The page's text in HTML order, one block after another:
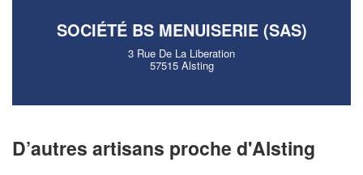
SOCIÉTÉ BS MENUISERIE (SAS)
3 Rue De La Liberation
57515 Alsting
D’autres artisans proche d'Alsting